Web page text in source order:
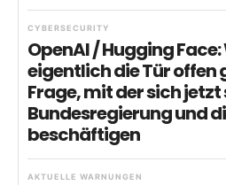
CYBERSECURITY
OpenAI / Hugging
eigentlich die Tür offen
Frage, mit der sich
Bundesregierung und
beschäftigen
AKTUELLE WARNUNGEN